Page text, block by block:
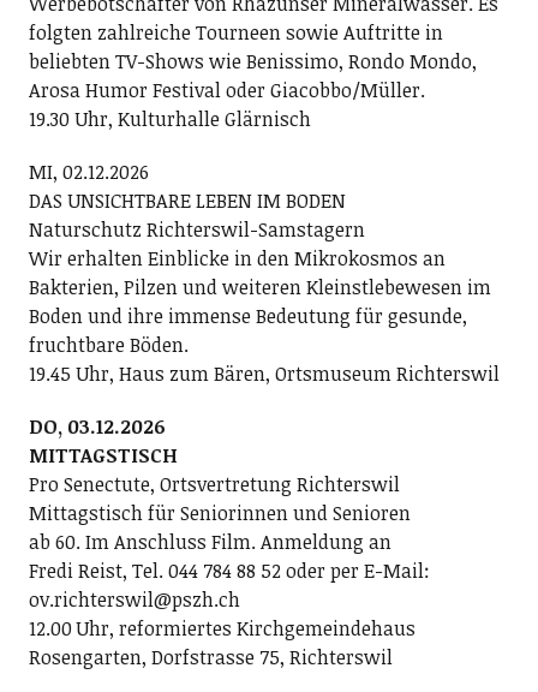
folgten zahlreiche Tourneen sowie Auftritte in
beliebten TV-Shows wie Benissimo, Rondo Mondo,
Arosa Humor Festival oder Giacobbo/Müller.
19.30 Uhr, Kulturhalle Glärnisch
MI, 02.12.2026
DAS UNSICHTBARE LEBEN IM BODEN
Naturschutz Richterswil-Samstagern
Wir erhalten Einblicke in den Mikrokosmos an
Bakterien, Pilzen und weiteren Kleinstlebewesen im
Boden und ihre immense Bedeutung für gesunde,
fruchtbare Böden.
19.45 Uhr, Haus zum Bären, Ortsmuseum Richterswil
DO, 03.12.2026
MITTAGSTISCH
Pro Senectute, Ortsvertretung Richterswil
Mittagstisch für Seniorinnen und Senioren
ab 60. Im Anschluss Film. Anmeldung an
Fredi Reist, Tel. 044 784 88 52 oder per E-Mail:
ov.richterswil@pszh.ch
12.00 Uhr, reformiertes Kirchgemeindehaus
Rosengarten, Dorfstrasse 75, Richterswil